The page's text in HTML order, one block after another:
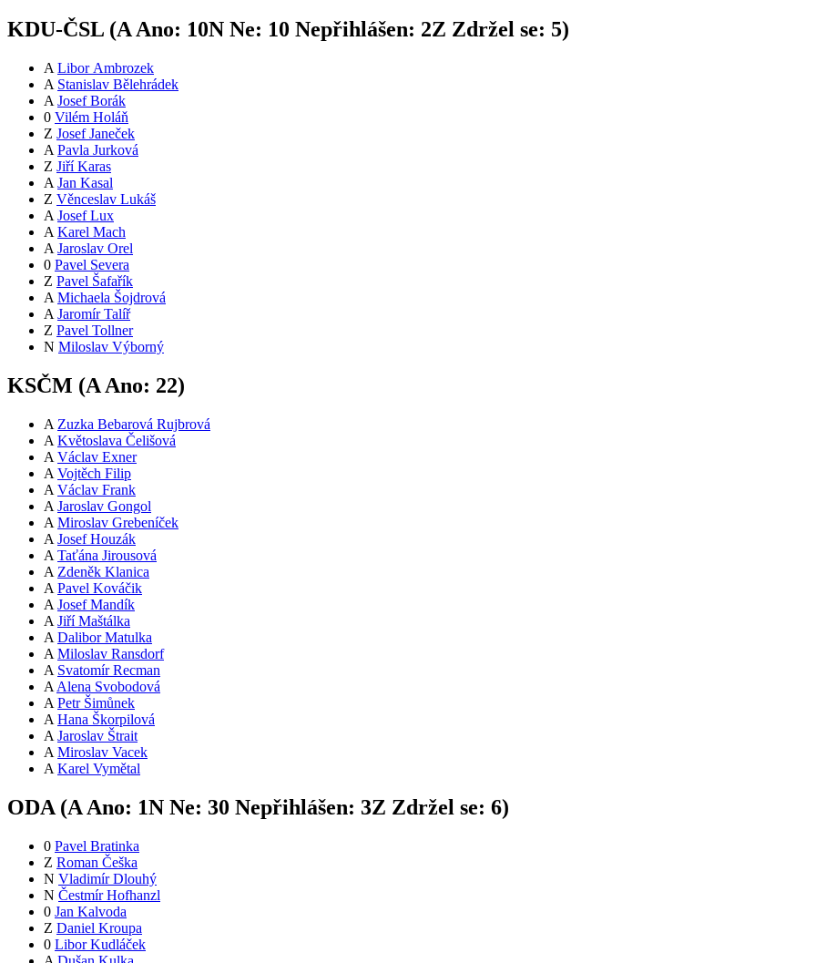
KDU-ČSL (AAno: 10N Ne: 10 Nepřihlášen: 2Z Zdržel se: 5)
A Libor Ambrozek
A Stanislav Bělehrádek
A Josef Borák
0 Vilém Holáň
Z Josef Janeček
A Pavla Jurková
Z Jiří Karas
A Jan Kasal
Z Věnceslav Lukáš
A Josef Lux
A Karel Mach
A Jaroslav Orel
0 Pavel Severa
Z Pavel Šafařík
A Michaela Šojdrová
A Jaromír Talíř
Z Pavel Tollner
N Miloslav Výborný
KSČM (A Ano: 22)
A Zuzka Bebarová Rujbrová
A Květoslava Čelišová
A Václav Exner
A Vojtěch Filip
A Václav Frank
A Jaroslav Gongol
A Miroslav Grebeníček
A Josef Houzák
A Taťána Jirousová
A Zdeněk Klanica
A Pavel Kováčik
A Josef Mandík
A Jiří Maštálka
A Dalibor Matulka
A Miloslav Ransdorf
A Svatomír Recman
A Alena Svobodová
A Petr Šimůnek
A Hana Škorpilová
A Jaroslav Štrait
A Miroslav Vacek
A Karel Vymětal
ODA (A Ano: 1N Ne: 30 Nepřihlášen: 3Z Zdržel se: 6)
0 Pavel Bratinka
Z Roman Češka
N Vladimír Dlouhý
N Čestmír Hofhanzl
0 Jan Kalvoda
Z Daniel Kroupa
0 Libor Kudláček